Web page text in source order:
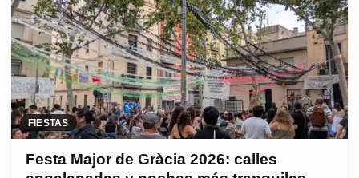
FIESTAS
Festa Major de Gràcia 2026: calles